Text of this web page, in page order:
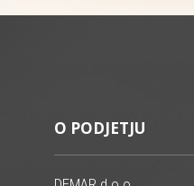
O PODJETJU